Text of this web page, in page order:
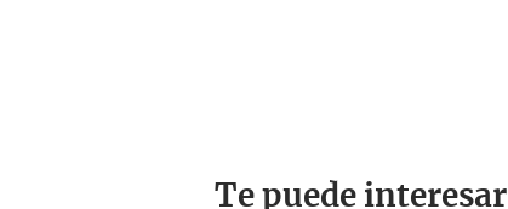
Te puede interesar